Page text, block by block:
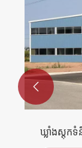
ឃ្លាំងស្តុក
